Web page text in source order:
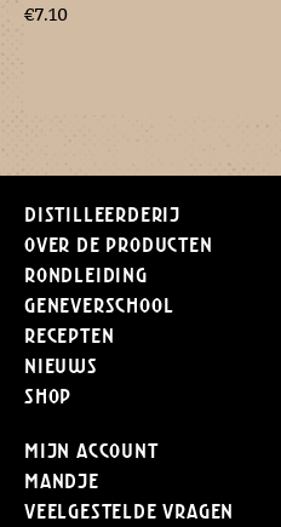
€7.10
Distilleerderij
Over de producten
Rondleiding
Geneverschool
Recepten
Nieuws
Shop
Mijn Account
Mandje
Veelgestelde vragen